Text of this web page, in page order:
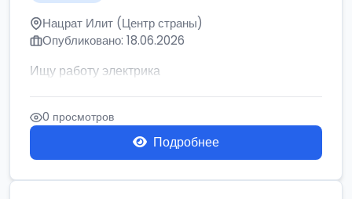
Нацрат Илит (Центр страны)
Опубликовано: 18.06.2026
Ищу работу электрика
0 просмотров
Подробнее